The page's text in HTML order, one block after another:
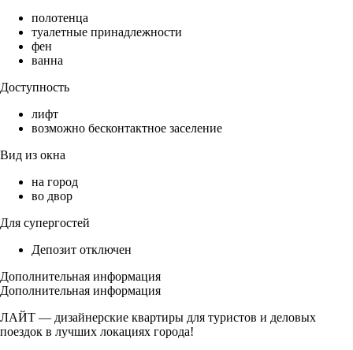
полотенца
туалетные принадлежности
фен
ванна
Доступность
лифт
возможно бесконтактное заселение
Вид из окна
на город
во двор
Для супергостей
Депозит отключен
Дополнительная информация
Дополнительная информация
ЛАЙТ — дизайнерские квартиры для туристов и деловых
поездок в лучших локациях города!